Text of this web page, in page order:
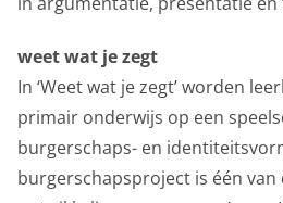
weet wat je zegt
In ‘Weet wat je zegt’ worden
primair onderwijs op een
burgerschaps- en
burgerschapsproject is één van
ook gebruik van cookies van
Instagram, zodat je filmpjes en
met je vrienden via social media.
zoals cookies (web) of
gerelateerd aan reclame.
Marketing cookies